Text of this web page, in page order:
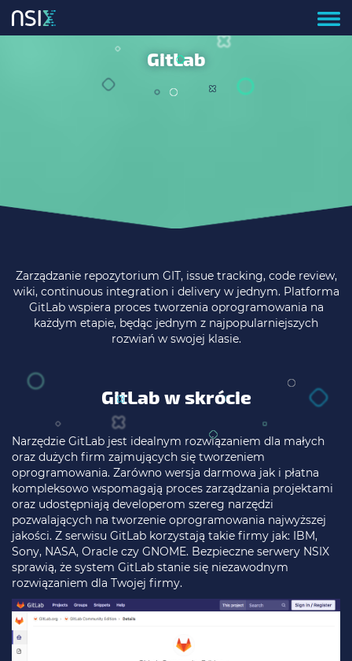
GitLab
Zarządzanie repozytorium GIT, issue tracking, code review,
wiki, continuous integration i delivery w jednym. Platforma
GitLab wspiera proces tworzenia oprogramowania na
każdym etapie, będąc jednym z najpopularniejszych
rozwiań w swojej klasie.
GitLab w skrócie
Narzędzie GitLab jest idealnym rozwiązaniem dla małych
oraz dużych firm zajmujących się tworzeniem
oprogramowania. Zarówno wersja darmowa jak i płatna
kompleksowo wspomagają proces zarządzania projektami
oraz udostępniają developerom szereg narzędzi
pozwalających na tworzenie oprogramowania najwyższej
jakości. Z serwisu GitLab korzystają takie firmy jak: IBM,
Sony, NASA, Oracle czy GNOME. Bezpieczne serwery NSIX
sprawią, że system GitLab stanie się niezawodnym
rozwiązaniem dla Twojej firmy.